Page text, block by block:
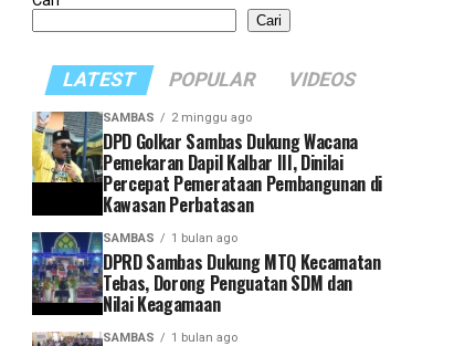
Cari
LATEST POPULAR VIDEOS
SAMBAS 2 minggu ago
DPD Golkar Sambas Dukung Wacana
Pemekaran Dapil Kalbar III, Dinilai
Percepat Pemerataan Pembangunan di
Kawasan Perbatasan
SAMBAS 1 bulan ago
DPRD Sambas Dukung MTQ Kecamatan
Tebas, Dorong Penguatan SDM dan
Nilai Keagamaan
SAMBAS 1 bulan ago